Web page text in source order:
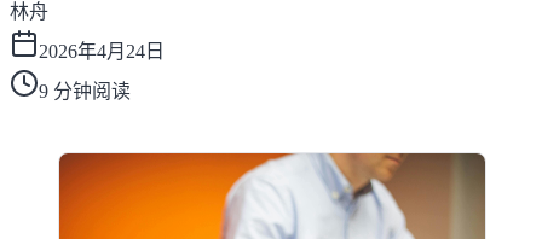
林舟
2026年4月24日
9 分钟阅读